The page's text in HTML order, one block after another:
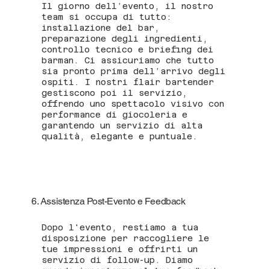
Il giorno dell’evento, il nostro
team si occupa di tutto:
installazione del bar,
preparazione degli ingredienti,
controllo tecnico e briefing dei
barman. Ci assicuriamo che tutto
sia pronto prima dell’arrivo degli
ospiti. I nostri flair bartender
gestiscono poi il servizio,
offrendo uno spettacolo visivo con
performance di giocoleria e
garantendo un servizio di alta
qualità, elegante e puntuale.
6. Assistenza Post-Evento e Feedback
Dopo l'evento, restiamo a tua
disposizione per raccogliere le
tue impressioni e offrirti un
servizio di follow-up. Diamo